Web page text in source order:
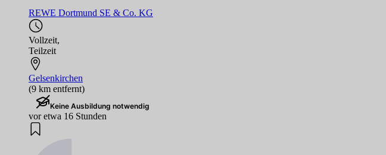
REWE Dortmund SE & Co. KG
Vollzeit,
Teilzeit
Gelsenkirchen
(9 km entfernt)
Keine Ausbildung notwendig
vor etwa 16 Stunden